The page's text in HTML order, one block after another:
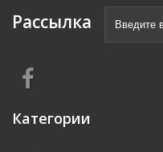
Рассылка
Категории